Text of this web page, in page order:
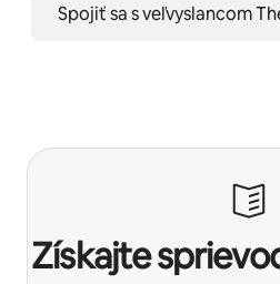
Spojiť sa s veľvyslancom
Získajte